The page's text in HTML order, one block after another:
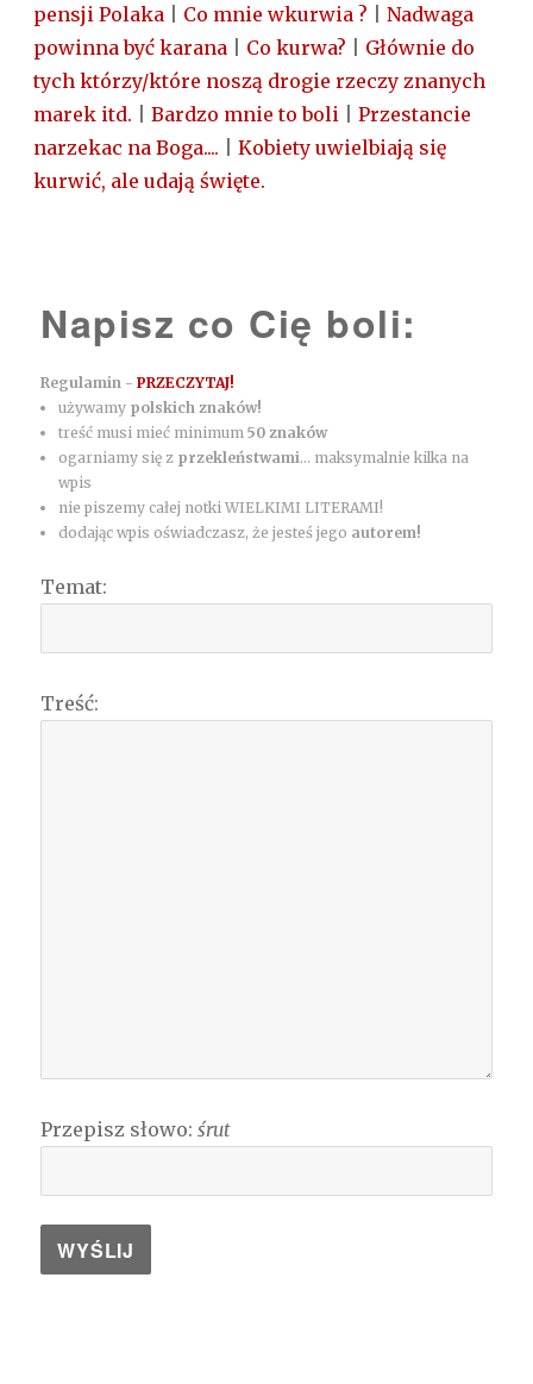
pensji Polaka
Co mnie wkurwia ?
Nadwaga
powinna być karana
Co kurwa?
Głównie do
tych którzy/które noszą drogie rzeczy znanych
marek itd.
Bardzo mnie to boli
Przestancie
narzekac na Boga....
Kobiety uwielbiają się
kurwić, ale udają święte.
Napisz co Cię boli:
Regulamin -PRZECZYTAJ!
używamy polskich znaków!
treść musi mieć minimum50 znaków
ogarniamy się z przekleństwami... maksymalnie kilka na
wpis
nie piszemy całej notki WIELKIMI LITERAMI!
dodając wpis oświadczasz, że jesteś jego autorem!
Temat:
Treść:
Przepisz słowo:śrut